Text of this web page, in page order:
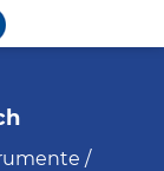
/